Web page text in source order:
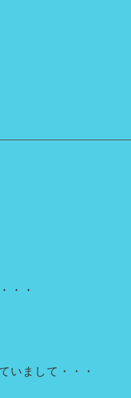
・・
いまして・・・